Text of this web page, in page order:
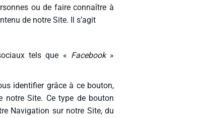
ou de faire connaître à
de notre Site. Il s’agit
tels que « Facebook »
identifier grâce à ce bouton,
Site. Ce type de bouton
Navigation sur notre Site, du